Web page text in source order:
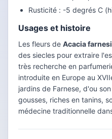
Rusticité : -5 degrés C
Usages et histoire
Les fleurs de Acacia
des siecles pour extraire
très recherche en
introduite en Europe au
jardins de Farnese, d'ou
gousses, riches en tanins,
médecine traditionnelle